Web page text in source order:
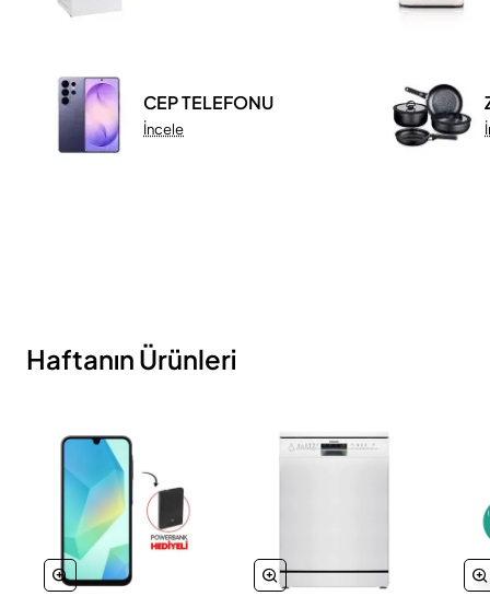
CEP TELEFONU
İncele
Haftanın Ürünleri